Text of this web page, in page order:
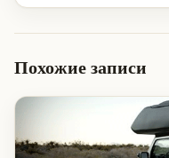
Похожие записи